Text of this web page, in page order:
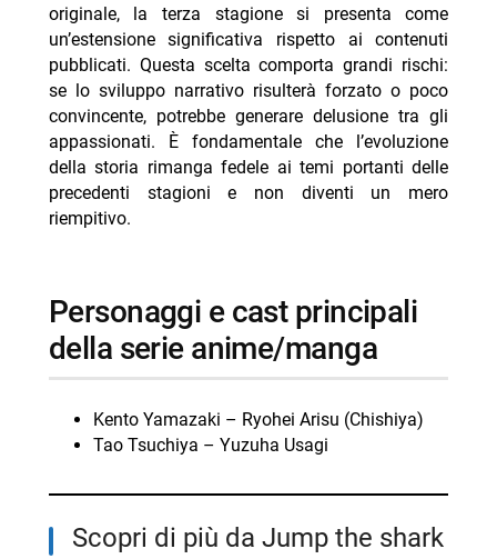
originale, la terza stagione si presenta come
un’estensione significativa rispetto ai contenuti
pubblicati. Questa scelta comporta grandi rischi:
se lo sviluppo narrativo risulterà forzato o poco
convincente, potrebbe generare delusione tra gli
appassionati. È fondamentale che l’evoluzione
della storia rimanga fedele ai temi portanti delle
precedenti stagioni e non diventi un mero
riempitivo.
personaggi e cast principali
della serie anime/manga
Kento Yamazaki – Ryohei Arisu (Chishiya)
Tao Tsuchiya – Yuzuha Usagi
Scopri di più da Jump the shark